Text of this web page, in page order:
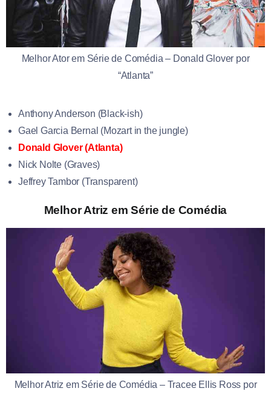
Melhor Ator em Série de Comédia – Donald Glover por
“Atlanta”
Anthony Anderson (Black-ish)
Gael Garcia Bernal (Mozart in the jungle)
Donald Glover (Atlanta)
Nick Nolte (Graves)
Jeffrey Tambor (Transparent)
Melhor Atriz em Série de Comédia
Melhor Atriz em Série de Comédia – Tracee Ellis Ross por